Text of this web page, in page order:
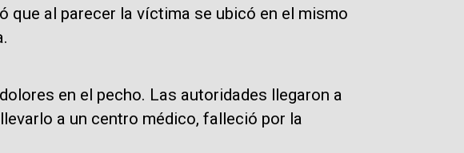
que al parecer la víctima se ubicó en el mismo
en el pecho. Las autoridades llegaron a
a un centro médico, falleció por la